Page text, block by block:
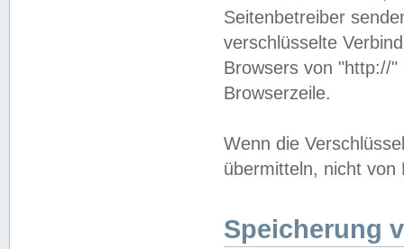
Seitenbetreiber
verschlüsselte
Browsers von "http://
Browserzeile.
Wenn die
übermitteln, nicht von
Speicherung